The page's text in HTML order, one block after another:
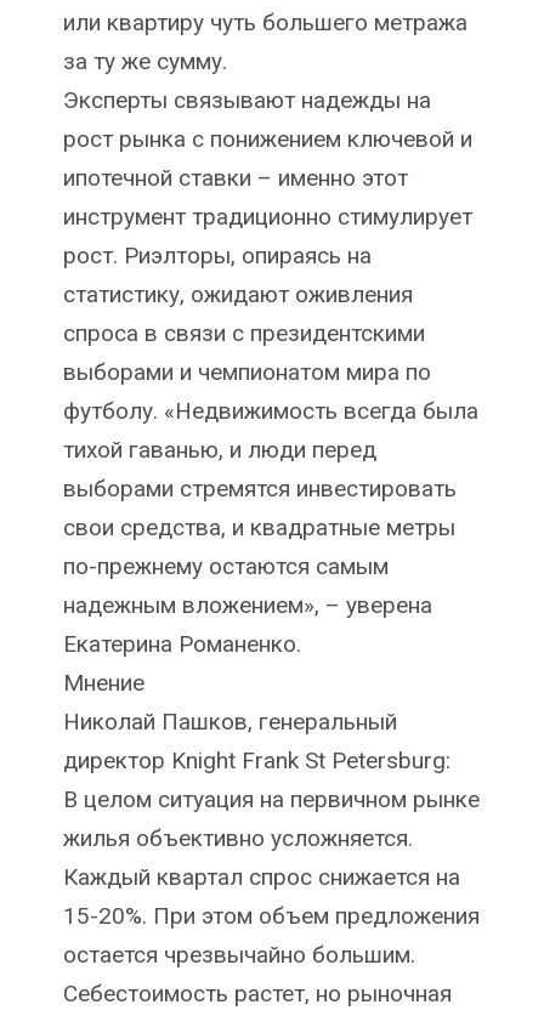
или квартиру чуть большего метража
за ту же сумму.
Эксперты связывают надежды на
рост рынка с понижением ключевой и
ипотечной ставки – именно этот
инструмент традиционно стимулирует
рост. Риэлторы, опираясь на
статистику, ожидают оживления
спроса в связи с президентскими
выборами и чемпионатом мира по
футболу. «Недвижимость всегда была
тихой гаванью, и люди перед
выборами стремятся инвестировать
свои средства, и квадратные метры
по-прежнему остаются самым
надежным вложением», – уверена
Екатерина Романенко.
Мнение
Николай Пашков, генеральный
директор Knight Frank St Petersburg:
В целом ситуация на первичном рынке
жилья объективно усложняется.
Каждый квартал спрос снижается на
15-20%. При этом объем предложения
остается чрезвычайно большим.
Себестоимость растет, но рыночная